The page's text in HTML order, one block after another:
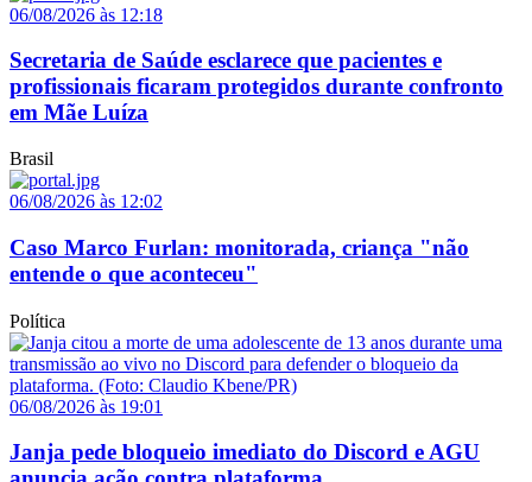
06/08/2026 às 12:18
Secretaria de Saúde esclarece que pacientes e
profissionais ficaram protegidos durante confronto
em Mãe Luíza
Brasil
06/08/2026 às 12:02
Caso Marco Furlan: monitorada, criança "não
entende o que aconteceu"
Política
06/08/2026 às 19:01
Janja pede bloqueio imediato do Discord e AGU